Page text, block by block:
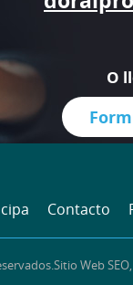
O
Contacto
Sitio Web SEO,